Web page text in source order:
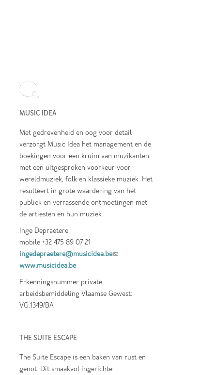
MUSIC IDEA
Met gedrevenheid en oog voor detail
verzorgt Music Idea het management en de
boekingen voor een kruim van muzikanten,
met een uitgesproken voorkeur voor
wereldmuziek, folk en klassieke muziek. Het
resulteert in grote waardering van het
publiek en verrassende ontmoetingen met
de artiesten en hun muziek.
Inge Depraetere
mobile +32 475 89 07 21
ingedepraetere@musicidea.be(link sends e-
www.musicidea.be
Erkenningsnummer private
arbeidsbemiddeling Vlaamse Gewest:
VG.1349/BA
THE SUITE ESCAPE
The Suite Escape is een baken van rust en
genot. Dit smaakvol ingerichte